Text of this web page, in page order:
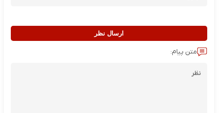
ارسال نظر
متن پیام: